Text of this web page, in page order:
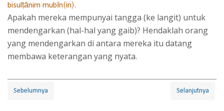
bisulṭānim mubīn(in).
Apakah mereka mempunyai tangga (ke langit) untuk
mendengarkan (hal-hal yang gaib)? Hendaklah orang
yang mendengarkan di antara mereka itu datang
membawa keterangan yang nyata.
Sebelumnya Selanjutnya